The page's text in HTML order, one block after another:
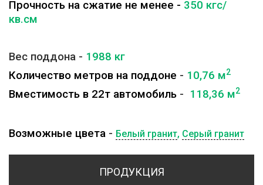
ПРОДУКЦИЯ
Прочность на сжатие не менее - 350 кгс/
кв.см
Вес поддона - 1988 кг
Количество метров на поддоне - 10,76 м2
Вместимость в 22т автомобиль - 118,36 м2
Возможные цвета - Белый гранит, Серый гранит